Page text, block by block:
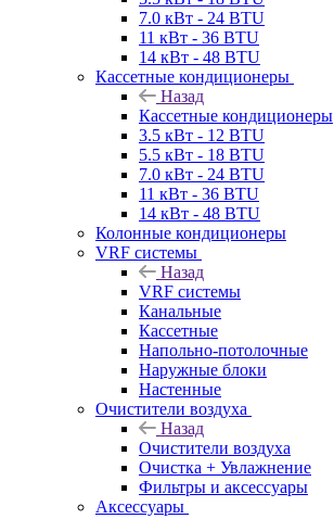
7.0 кВт - 24 BTU
11 кВт - 36 BTU
14 кВт - 48 BTU
Кассетные кондиционеры
Назад
Кассетные кондиционеры
3.5 кВт - 12 BTU
5.5 кВт - 18 BTU
7.0 кВт - 24 BTU
11 кВт - 36 BTU
14 кВт - 48 BTU
Колонные кондиционеры
VRF системы
Назад
VRF системы
Канальные
Кассетные
Напольно-потолочные
Наружные блоки
Настенные
Очистители воздуха
Назад
Очистители воздуха
Очистка + Увлажнение
Фильтры и аксессуары
Аксессуары